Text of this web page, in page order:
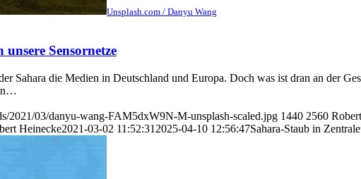
Unsplash.com / Danyu Wang
Sensornetze
Sahara die Medien in Deutschland und Europa. Doch was ist dran an der
2021/03/danyu-wang-FAM5dxW9N-M-unsplash-scaled.jpg 1440 2560
Heinecke2021-03-02 11:52:31 2025-04-10 12:56:47Sahara-Staub in